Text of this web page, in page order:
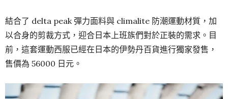
結合了 delta peak 彈力面料與 climalite 防潮運動材質，加
以合身的剪裁方式，迎合日本上班族們對於正裝的需求。目
前，這套運動西服已經在日本的伊勢丹百貨進行獨家發售，
售價為 56000 日元。